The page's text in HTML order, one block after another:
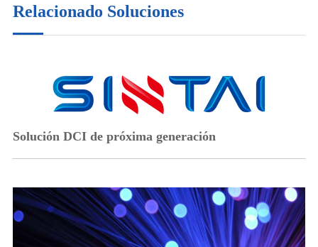
Relacionado Soluciones
Solución DCI de próxima generación